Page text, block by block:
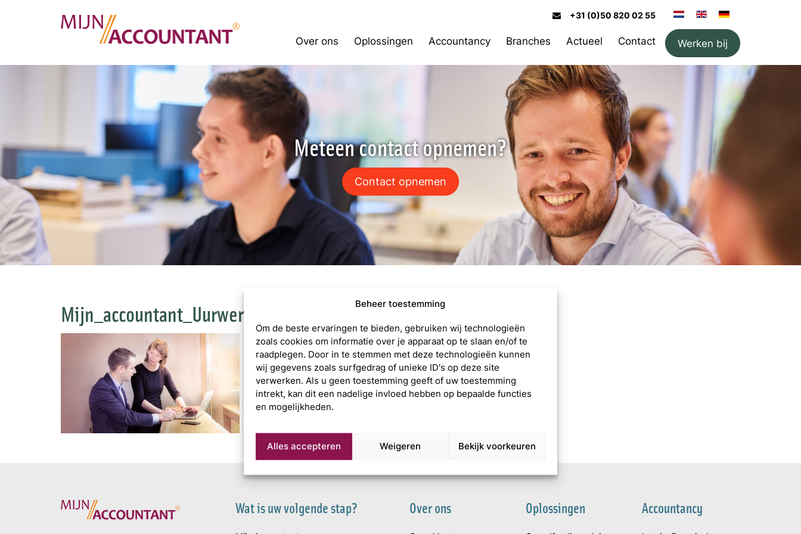
Beheer toestemming
Om de beste ervaringen te bieden, gebruiken wij technologieën
zoals cookies om informatie over je apparaat op te slaan en/of te
raadplegen. Door in te stemmen met deze technologieën kunnen
wij gegevens zoals surfgedrag of unieke ID's op deze site
verwerken. Als u geen toestemming geeft of uw toestemming
intrekt, kan dit een nadelige invloed hebben op bepaalde functies
en mogelijkheden.
Alles accepteren Weigeren Bekijk voorkeuren
+31 (0)50 820 02 55
Over ons Oplossingen Accountancy Branches Actueel Contact Werken bij
Meteen contact opnemen?
Contact opnemen
Mijn_accountant_Uurwerker-edit_7A
Wat is uw volgende stap? Over ons Oplossingen Accountancy